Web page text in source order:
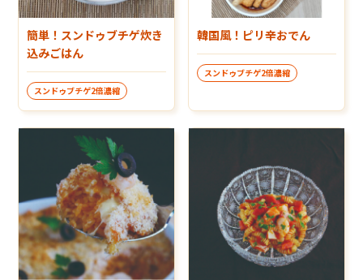
簡単！スンドゥブチゲ炊き
込みごはん
スンドゥブチゲ2倍濃縮
韓国風！ピリ辛おでん
スンドゥブチゲ2倍濃縮